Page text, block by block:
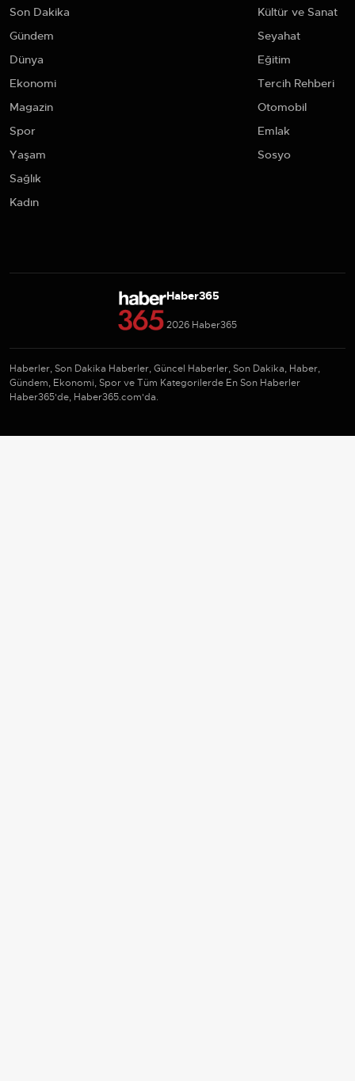
Son Dakika
Gündem
Dünya
Ekonomi
Magazin
Spor
Yaşam
Sağlık
Kadın
Kültür ve Sanat
Seyahat
Eğitim
Tercih Rehberi
Otomobil
Emlak
Sosyo
Haber365
2026 Haber365
Haberler, Son Dakika Haberler, Güncel Haberler, Son Dakika, Haber,
Gündem, Ekonomi, Spor ve Tüm Kategorilerde En Son Haberler
Haber365'de, Haber365.com'da.